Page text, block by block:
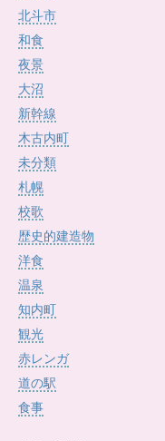
北斗市
和食
夜景
大沼
新幹線
木古内町
未分類
札幌
校歌
歴史的建造物
洋食
温泉
知内町
観光
赤レンガ
道の駅
食事